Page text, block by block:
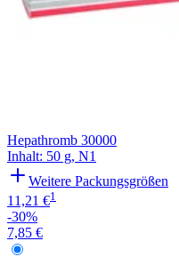
Hepathromb 30000
Inhalt: 50 g, N1
Weitere Packungsgrößen
11,21 €1
-30%
7,85 €